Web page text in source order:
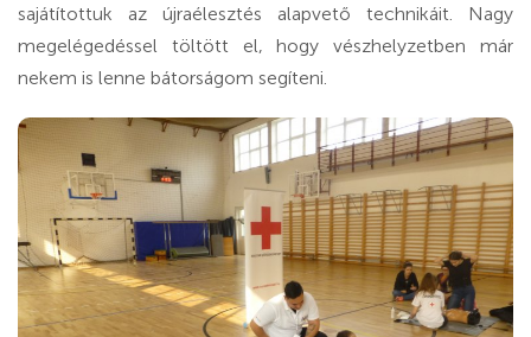
sajátítottuk az újraélesztés alapvető technikáit. Nagy
megelégedéssel töltött el, hogy vészhelyzetben már
nekem is lenne bátorságom segíteni.